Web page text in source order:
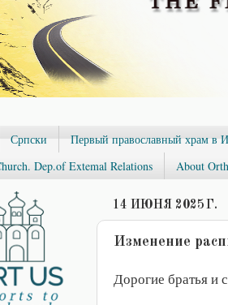
Српски
Первый православный храм в
Dep.of Extemal Relations
About
14 ИЮНЯ 2025 Г.
Изменение
Дорогие братья и